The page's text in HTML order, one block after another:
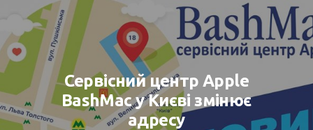
Сервісний центр Apple
BashMac у Києві змінює
адресу